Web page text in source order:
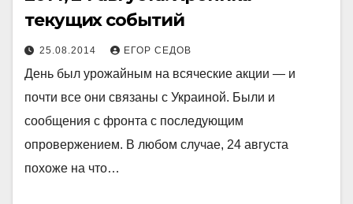
текущих событий
25.08.2014 ЕГОР СЕДОВ
День был урожайным на всяческие акции — и
почти все они связаны с Украиной. Были и
сообщения с фронта с последующим
опровержением. В любом случае, 24 августа
похоже на что…